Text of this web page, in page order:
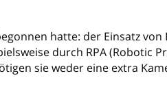
hatte: der Einsatz
durch RPA (Robotic
sie weder eine extra